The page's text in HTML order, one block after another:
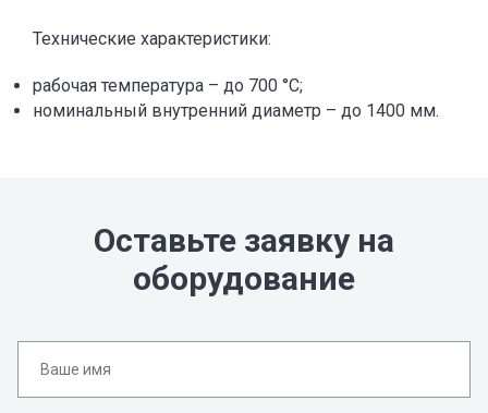
Технические характеристики:
рабочая температура – до 700 °С;
номинальный внутренний диаметр – до 1400 мм.
Оставьте заявку на
оборудование